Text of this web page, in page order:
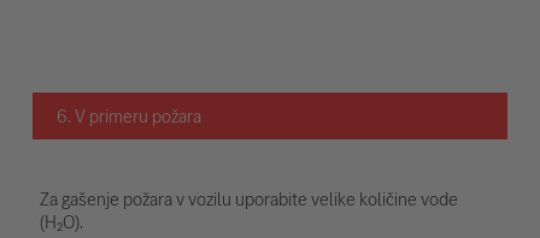
6. V primeru požara
Za gašenje požara v vozilu uporabite velike količine vode
(H₂O).